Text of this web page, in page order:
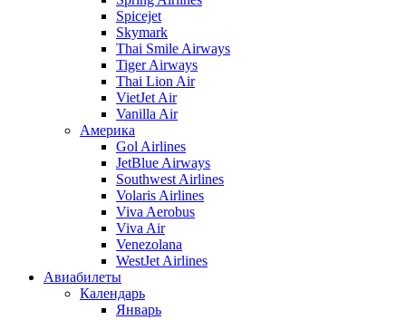
Spicejet
Skymark
Thai Smile Airways
Tiger Airways
Thai Lion Air
VietJet Air
Vanilla Air
Америка
Gol Airlines
JetBlue Airways
Southwest Airlines
Volaris Airlines
Viva Aerobus
Viva Air
Venezolana
WestJet Airlines
Авиабилеты
Календарь
Январь